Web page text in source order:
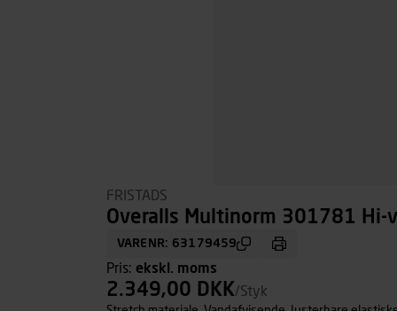
FRISTADS
Overalls Multinorm 301781 Hi-
VARENR: 63179459
Pris: ekskl. moms
2.349,00 DKK/Styk